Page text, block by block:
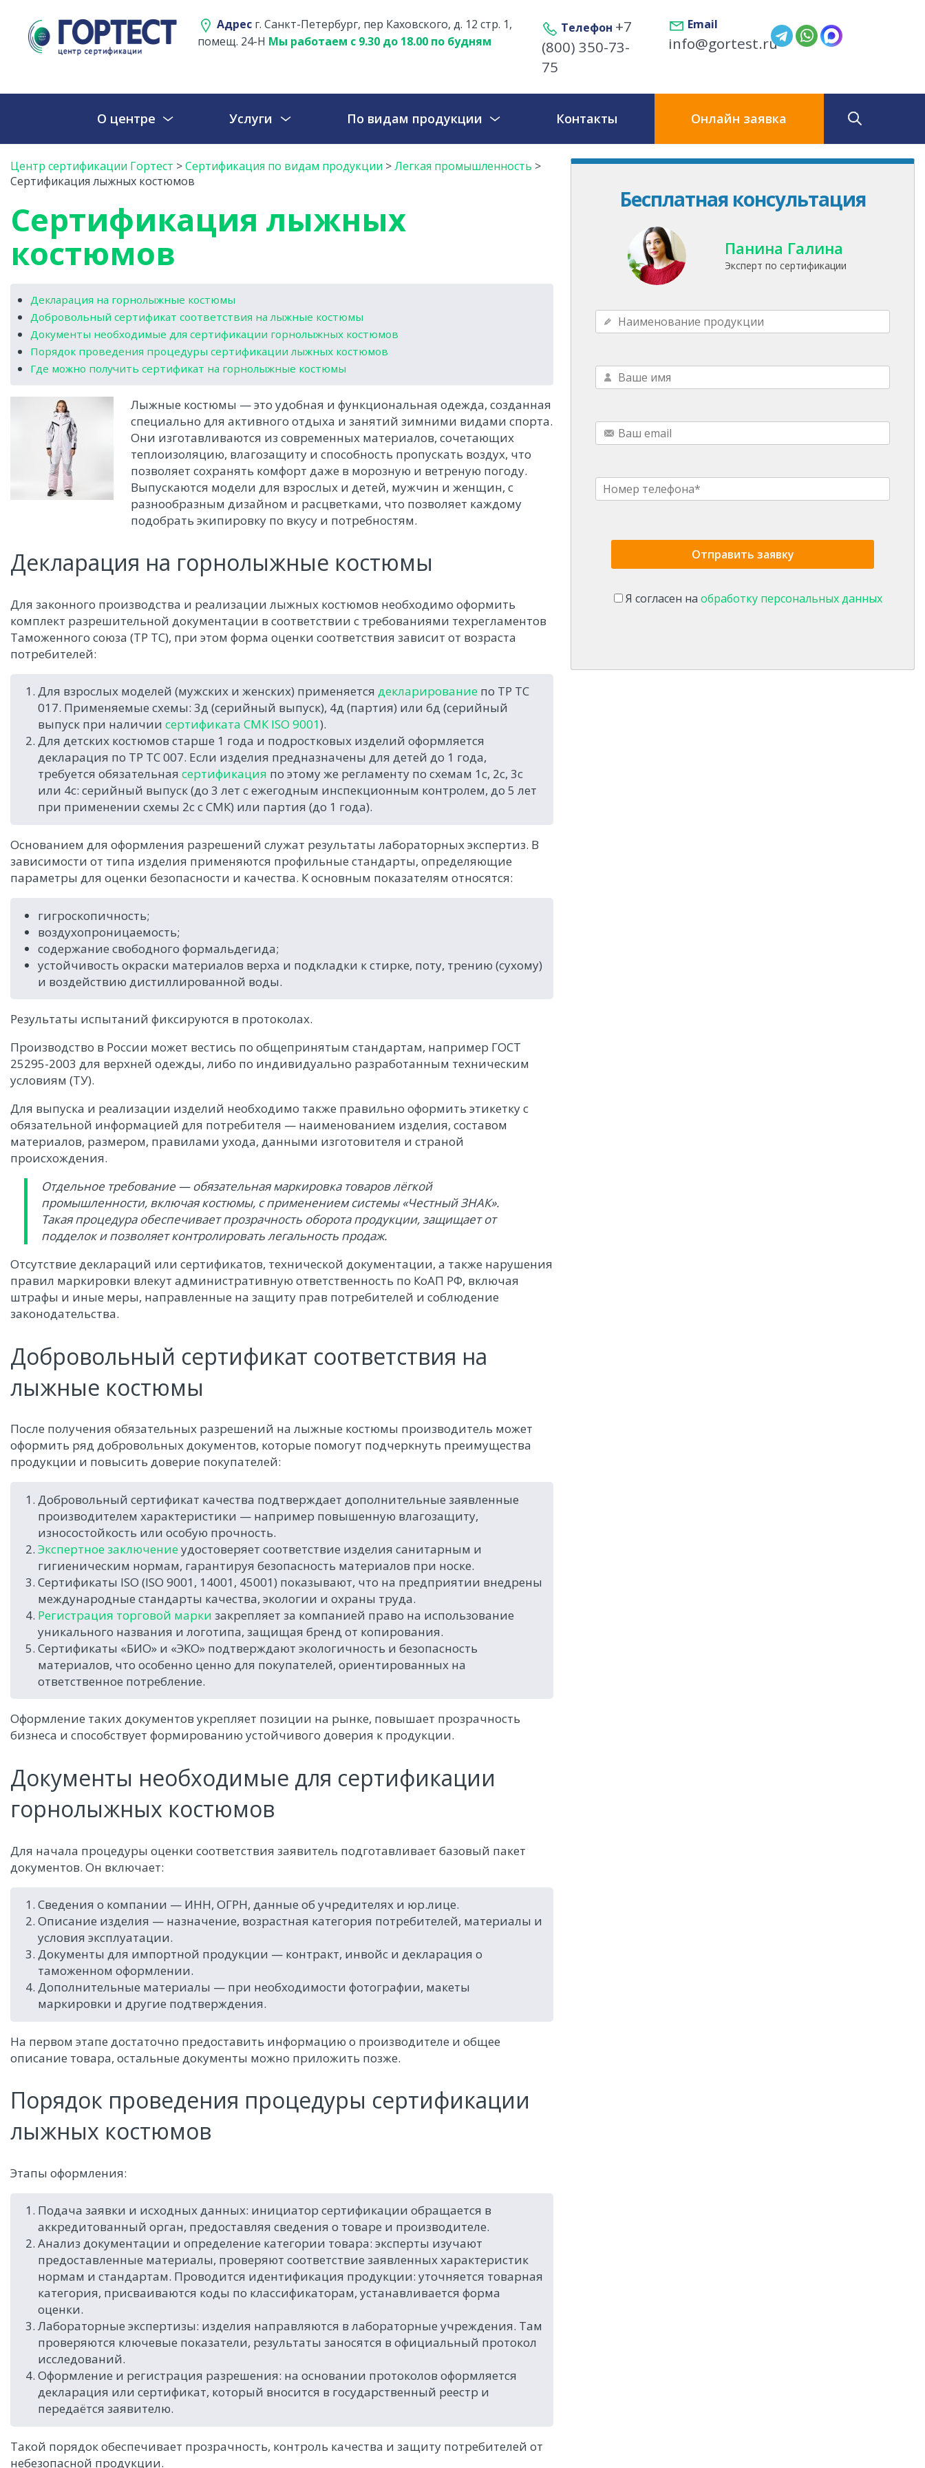
Адрес г. Санкт-Петербург, пер Каховского, д. 12 стр. 1,
помещ. 24-Н Мы работаем с 9.30 до 18.00 по будням
Телефон +7
(800) 350-73-
75
Email
info@gortest.ru
О центре Услуги По видам продукции Контакты Онлайн заявка
Центр сертификации Гортест >Сертификация по видам продукции >Легкая промышленность >
Сертификация лыжных костюмов
Сертификация лыжных
костюмов
Декларация на горнолыжные костюмы
Добровольный сертификат соответствия на лыжные костюмы
Документы необходимые для сертификации горнолыжных костюмов
Порядок проведения процедуры сертификации лыжных костюмов
Где можно получить сертификат на горнолыжные костюмы
Лыжные костюмы — это удобная и функциональная одежда, созданная
специально для активного отдыха и занятий зимними видами спорта.
Они изготавливаются из современных материалов, сочетающих
теплоизоляцию, влагозащиту и способность пропускать воздух, что
позволяет сохранять комфорт даже в морозную и ветреную погоду.
Выпускаются модели для взрослых и детей, мужчин и женщин, с
разнообразным дизайном и расцветками, что позволяет каждому
подобрать экипировку по вкусу и потребностям.
Декларация на горнолыжные костюмы
Для законного производства и реализации лыжных костюмов необходимо оформить
комплект разрешительной документации в соответствии с требованиями техрегламентов
Таможенного союза (ТР ТС), при этом форма оценки соответствия зависит от возраста
потребителей:
Для взрослых моделей (мужских и женских) применяется декларирование по ТР ТС
017. Применяемые схемы: 3д (серийный выпуск), 4д (партия) или 6д (серийный
выпуск при наличии сертификата СМК ISO 9001).
Для детских костюмов старше 1 года и подростковых изделий оформляется
декларация по ТР ТС 007. Если изделия предназначены для детей до 1 года,
требуется обязательная сертификация по этому же регламенту по схемам 1с, 2с, 3с
или 4с: серийный выпуск (до 3 лет с ежегодным инспекционным контролем, до 5 лет
при применении схемы 2с с СМК) или партия (до 1 года).
Основанием для оформления разрешений служат результаты лабораторных экспертиз. В
зависимости от типа изделия применяются профильные стандарты, определяющие
параметры для оценки безопасности и качества. К основным показателям относятся:
гигроскопичность;
воздухопроницаемость;
содержание свободного формальдегида;
устойчивость окраски материалов верха и подкладки к стирке, поту, трению (сухому)
и воздействию дистиллированной воды.
Результаты испытаний фиксируются в протоколах.
Производство в России может вестись по общепринятым стандартам, например ГОСТ
25295-2003 для верхней одежды, либо по индивидуально разработанным техническим
условиям (ТУ).
Для выпуска и реализации изделий необходимо также правильно оформить этикетку с
обязательной информацией для потребителя — наименованием изделия, составом
материалов, размером, правилами ухода, данными изготовителя и страной
происхождения.
Отдельное требование — обязательная маркировка товаров лёгкой
промышленности, включая костюмы, с применением системы «Честный ЗНАК».
Такая процедура обеспечивает прозрачность оборота продукции, защищает от
подделок и позволяет контролировать легальность продаж.
Отсутствие деклараций или сертификатов, технической документации, а также нарушения
правил маркировки влекут административную ответственность по КоАП РФ, включая
штрафы и иные меры, направленные на защиту прав потребителей и соблюдение
законодательства.
Добровольный сертификат соответствия на
лыжные костюмы
После получения обязательных разрешений на лыжные костюмы производитель может
оформить ряд добровольных документов, которые помогут подчеркнуть преимущества
продукции и повысить доверие покупателей:
Добровольный сертификат качества подтверждает дополнительные заявленные
производителем характеристики — например повышенную влагозащиту,
износостойкость или особую прочность.
Экспертное заключениеудостоверяет соответствие изделия санитарным и
гигиеническим нормам, гарантируя безопасность материалов при носке.
Сертификаты ISO (ISO 9001, 14001, 45001) показывают, что на предприятии внедрены
международные стандарты качества, экологии и охраны труда.
Регистрация торговой марки закрепляет за компанией право на использование
уникального названия и логотипа, защищая бренд от копирования.
Сертификаты «БИО» и «ЭКО» подтверждают экологичность и безопасность
материалов, что особенно ценно для покупателей, ориентированных на
ответственное потребление.
Оформление таких документов укрепляет позиции на рынке, повышает прозрачность
бизнеса и способствует формированию устойчивого доверия к продукции.
Документы необходимые для сертификации
горнолыжных костюмов
Для начала процедуры оценки соответствия заявитель подготавливает базовый пакет
документов. Он включает:
Сведения о компании — ИНН, ОГРН, данные об учредителях и юр.лице.
Описание изделия — назначение, возрастная категория потребителей, материалы и
условия эксплуатации.
Документы для импортной продукции — контракт, инвойс и декларация о
таможенном оформлении.
Дополнительные материалы — при необходимости фотографии, макеты
маркировки и другие подтверждения.
На первом этапе достаточно предоставить информацию о производителе и общее
описание товара, остальные документы можно приложить позже.
Порядок проведения процедуры сертификации
лыжных костюмов
Этапы оформления:
Подача заявки и исходных данных: инициатор сертификации обращается в
аккредитованный орган, предоставляя сведения о товаре и производителе.
Анализ документации и определение категории товара: эксперты изучают
предоставленные материалы, проверяют соответствие заявленных характеристик
нормам и стандартам. Проводится идентификация продукции: уточняется товарная
категория, присваиваются коды по классификаторам, устанавливается форма
оценки.
Лабораторные экспертизы: изделия направляются в лабораторные учреждения. Там
проверяются ключевые показатели, результаты заносятся в официальный протокол
исследований.
Оформление и регистрация разрешения: на основании протоколов оформляется
декларация или сертификат, который вносится в государственный реестр и
передаётся заявителю.
Такой порядок обеспечивает прозрачность, контроль качества и защиту потребителей от
небезопасной продукции.
Бесплатная консультация
Панина Галина
Эксперт по сертификации
Я согласен на обработку персональных данных